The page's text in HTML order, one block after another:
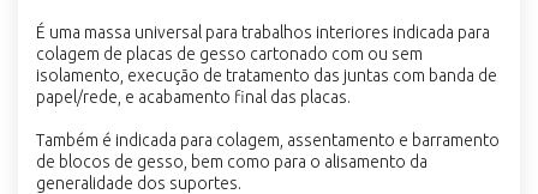
É uma massa universal para trabalhos interiores indicada para
colagem de placas de gesso cartonado com ou sem
isolamento, execução de tratamento das juntas com banda de
papel/rede, e acabamento final das placas.
Também é indicada para colagem, assentamento e barramento
de blocos de gesso, bem como para o alisamento da
generalidade dos suportes.